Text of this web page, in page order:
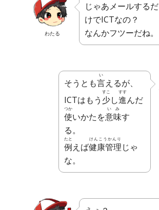
わたる
じゃあメールするだ
けでICTなの？
なんかフツーだね。
そうとも言
い
えるが、
ICTはもう 少
すこ
し進
すす
んだ
使
つか
いかたを意味
いみ
す
る。
例
たと
えば健康管理
けんこうかんり
じゃ
な。